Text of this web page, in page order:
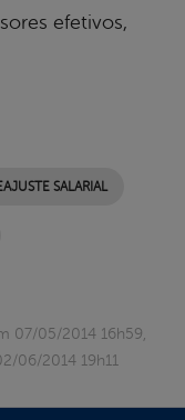
efetivos,
SALARIAL
07/05/2014 16h59,
06/2014 19h11